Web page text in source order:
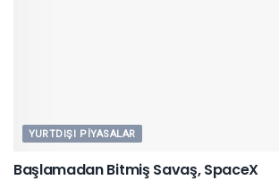
YURTDIŞI PIYASALAR
Başlamadan Bitmiş Savaş, SpaceX